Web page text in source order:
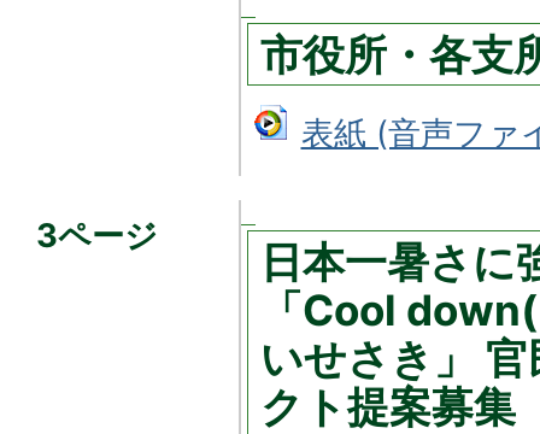
市役所・各支
表紙 (音声ファ
3ページ
日本一暑さに
「Cool
いせさき」
クト提案募集